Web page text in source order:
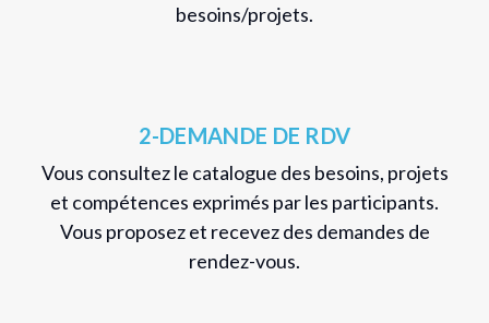
besoins/projets.
2-DEMANDE DE RDV
Vous consultez le catalogue des besoins, projets
et compétences exprimés par les participants.
Vous proposez et recevez des demandes de
rendez-vous.